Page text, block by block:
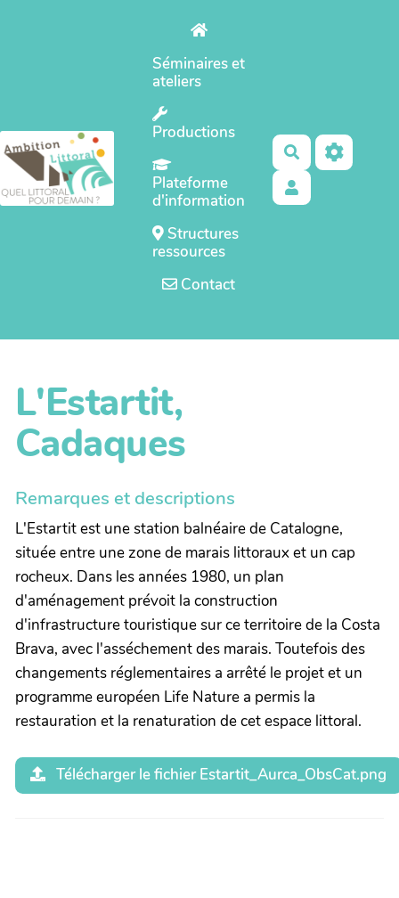
Séminaires et
ateliers
Productions
Plateforme
d'information
Structures
ressources
Contact
Rechercher
L'Estartit,
Cadaques
Remarques et descriptions
L'Estartit est une station balnéaire de Catalogne,
située entre une zone de marais littoraux et un cap
rocheux. Dans les années 1980, un plan
d'aménagement prévoit la construction
d'infrastructure touristique sur ce territoire de la Costa
Brava, avec l'asséchement des marais. Toutefois des
changements réglementaires a arrêté le projet et un
programme européen Life Nature a permis la
restauration et la renaturation de cet espace littoral.
Télécharger le fichier Estartit_Aurca_ObsCat.png